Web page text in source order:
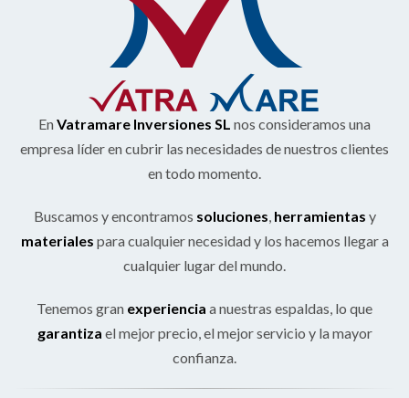
EnVatramare Inversiones SL nos consideramos una
empresa líder en cubrir las necesidades de nuestros clientes
en todo momento.
Buscamos y encontramos soluciones, herramientas y
materiales para cualquier necesidad y los hacemos llegar a
cualquier lugar del mundo.
Tenemos gran experiencia a nuestras espaldas, lo que
garantiza el mejor precio, el mejor servicio y la mayor
confianza.